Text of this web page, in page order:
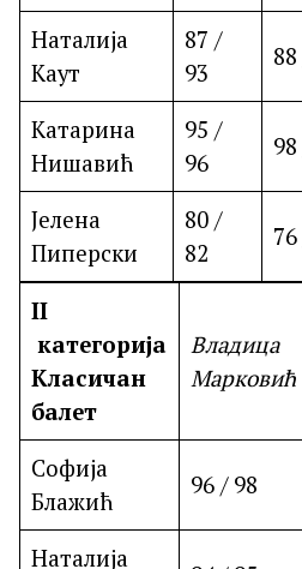
Наталија
Каут
87 /
93
Катарина
Нишавић
95 /
96
Јелена
Пиперски
80 /
82
II
категорија
Класичан
балет
Владица
Марковић
Софија
Блажић
96 / 98
Наталија